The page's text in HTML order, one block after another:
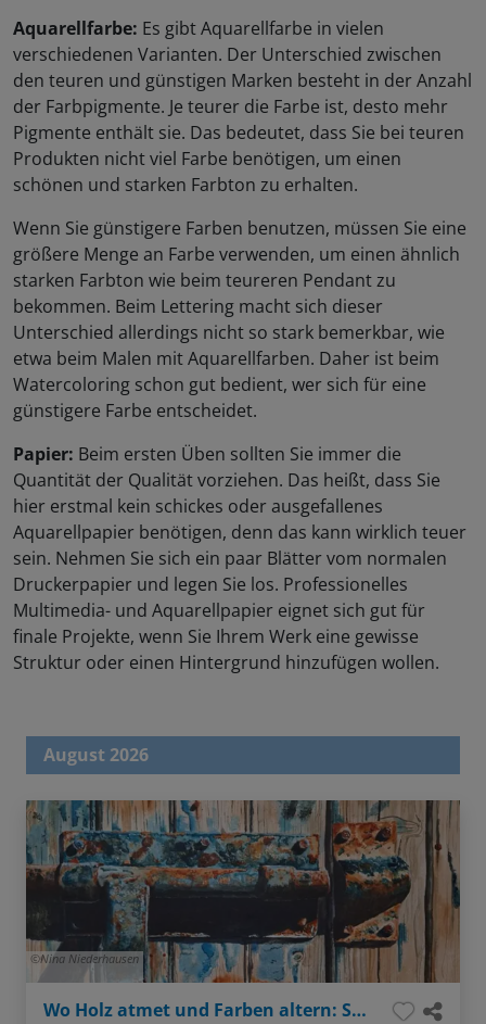
Aquarellfarbe: Es gibt Aquarellfarbe in vielen
verschiedenen Varianten. Der Unterschied zwischen
den teuren und günstigen Marken besteht in der Anzahl
der Farbpigmente. Je teurer die Farbe ist, desto mehr
Pigmente enthält sie. Das bedeutet, dass Sie bei teuren
Produkten nicht viel Farbe benötigen, um einen
schönen und starken Farbton zu erhalten.
Wenn Sie günstigere Farben benutzen, müssen Sie eine
größere Menge an Farbe verwenden, um einen ähnlich
starken Farbton wie beim teureren Pendant zu
bekommen. Beim Lettering macht sich dieser
Unterschied allerdings nicht so stark bemerkbar, wie
etwa beim Malen mit Aquarellfarben. Daher ist beim
Watercoloring schon gut bedient, wer sich für eine
günstigere Farbe entscheidet.
Papier: Beim ersten Üben sollten Sie immer die
Quantität der Qualität vorziehen. Das heißt, dass Sie
hier erstmal kein schickes oder ausgefallenes
Aquarellpapier benötigen, denn das kann wirklich teuer
sein. Nehmen Sie sich ein paar Blätter vom normalen
Druckerpapier und legen Sie los. Professionelles
Multimedia- und Aquarellpapier eignet sich gut für
finale Projekte, wenn Sie Ihrem Werk eine gewisse
Struktur oder einen Hintergrund hinzufügen wollen.
August 2026
Nina Niederhausen
Wo Holz atmet und Farben altern: Strukturen im Aquarell